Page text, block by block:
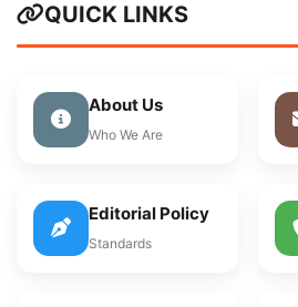
QUICK LINKS
About Us
Who We Are
Editorial Policy
Standards